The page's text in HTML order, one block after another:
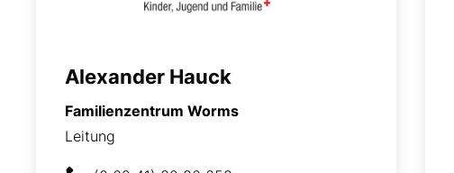
Alexander Hauck
Familienzentrum Worms
Leitung